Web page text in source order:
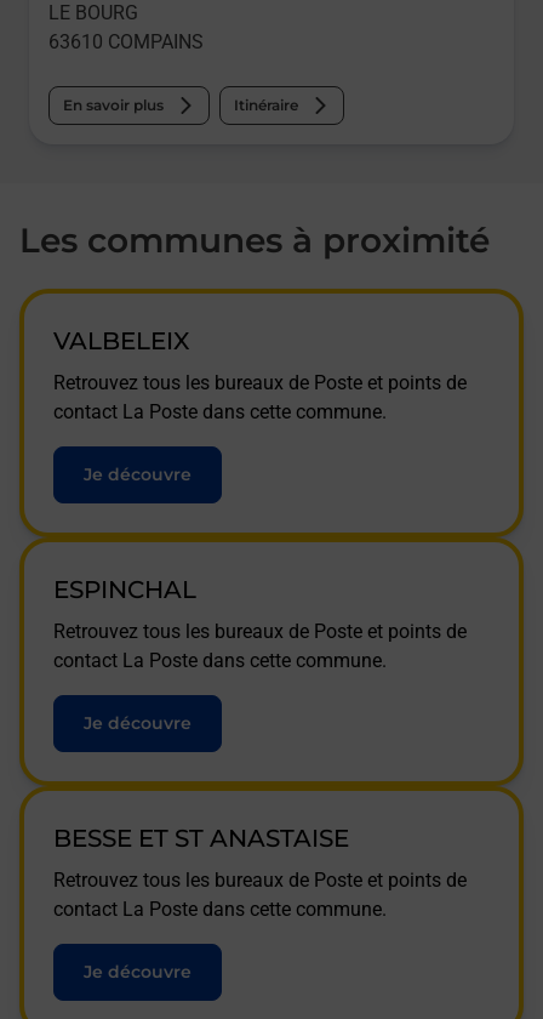
LE BOURG
63610 COMPAINS
En savoir plus Itinéraire
Les communes à proximité
VALBELEIX
Retrouvez tous les bureaux de Poste et points de
contact La Poste dans cette commune.
Je découvre
ESPINCHAL
Retrouvez tous les bureaux de Poste et points de
contact La Poste dans cette commune.
Je découvre
BESSE ET ST ANASTAISE
Retrouvez tous les bureaux de Poste et points de
contact La Poste dans cette commune.
Je découvre